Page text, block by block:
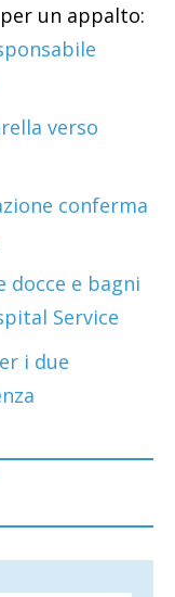
un appalto:
verso
conferma
docce e bagni
Service
i due